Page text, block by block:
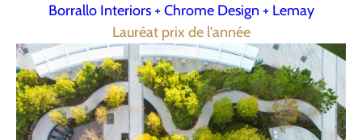
Borrallo Interiors + Chrome Design + Lemay
Lauréat prix de l'année